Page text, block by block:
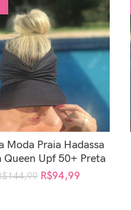
AO CARRINHO
Moda Praia Hadassa
Queen Upf 50+ Preta
144,99 R$94,99